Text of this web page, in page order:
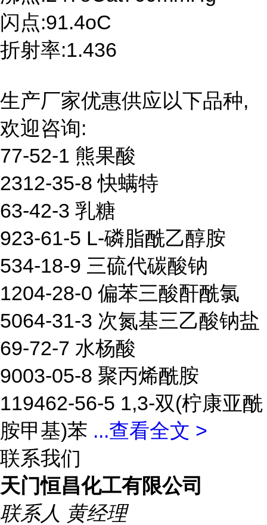
闪点:91.4oC
折射率:1.436
生产厂家优惠供应以下品种,
欢迎咨询:
77-52-1 熊果酸
2312-35-8 快螨特
63-42-3 乳糖
923-61-5 L-磷脂酰乙醇胺
534-18-9 三硫代碳酸钠
1204-28-0 偏苯三酸酐酰氯
5064-31-3 次氮基三乙酸钠盐
69-72-7 水杨酸
9003-05-8 聚丙烯酰胺
119462-56-5 1,3-双(柠康亚酰
胺甲基)苯 ...查看全文 >
联系我们
天门恒昌化工有限公司
联系人 黄经理